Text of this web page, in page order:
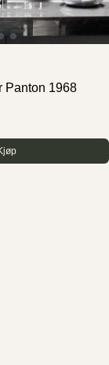
Panton 1968